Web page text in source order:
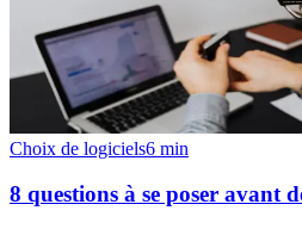
Choix de logiciels6 min
8 questions à se poser avant